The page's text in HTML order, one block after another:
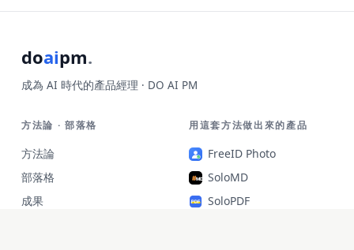
doaipm.
成為 AI 時代的產品經理 · DO AI PM
方法論 · 部落格
方法論
部落格
成果
用這套方法做出來的產品
FreeID Photo
SoloMD
SoloPDF